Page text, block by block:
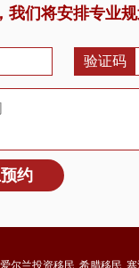
们将安排专业规
验证码
约
爱尔兰投资移民 希腊移民 塞